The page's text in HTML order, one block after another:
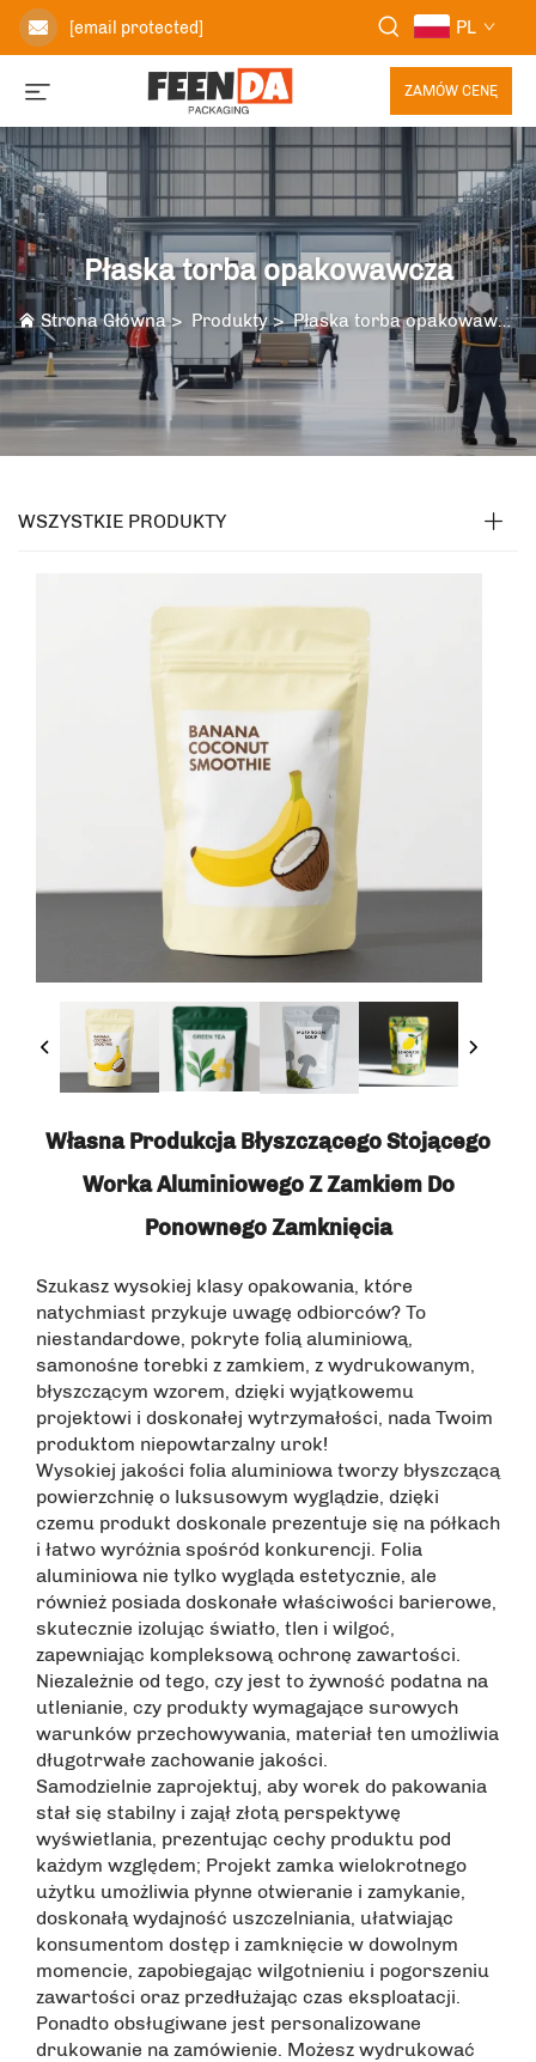
[email protected] PL
ZAMÓW CENĘ
Płaska torba opakowawcza
Strona Główna> Produkty>Płaska torba opakowawcza
WSZYSTKIE PRODUKTY
Własna Produkcja Błyszczącego Stojącego
Worka Aluminiowego Z Zamkiem Do
Ponownego Zamknięcia
Szukasz wysokiej klasy opakowania, które
natychmiast przykuje uwagę odbiorców? To
niestandardowe, pokryte folią aluminiową,
samonośne torebki z zamkiem, z wydrukowanym,
błyszczącym wzorem, dzięki wyjątkowemu
projektowi i doskonałej wytrzymałości, nada Twoim
produktom niepowtarzalny urok!
Wysokiej jakości folia aluminiowa tworzy błyszczącą
powierzchnię o luksusowym wyglądzie, dzięki
czemu produkt doskonale prezentuje się na półkach
i łatwo wyróżnia spośród konkurencji. Folia
aluminiowa nie tylko wygląda estetycznie, ale
również posiada doskonałe właściwości barierowe,
skutecznie izolując światło, tlen i wilgoć,
zapewniając kompleksową ochronę zawartości.
Niezależnie od tego, czy jest to żywność podatna na
utlenianie, czy produkty wymagające surowych
warunków przechowywania, materiał ten umożliwia
długotrwałe zachowanie jakości.
Samodzielnie zaprojektuj, aby worek do pakowania
stał się stabilny i zajął złotą perspektywę
wyświetlania, prezentując cechy produktu pod
każdym względem; Projekt zamka wielokrotnego
użytku umożliwia płynne otwieranie i zamykanie,
doskonałą wydajność uszczelniania, ułatwiając
konsumentom dostęp i zamknięcie w dowolnym
momencie, zapobiegając wilgotnieniu i pogorszeniu
zawartości oraz przedłużając czas eksploatacji.
Ponadto obsługiwane jest personalizowane
drukowanie na zamówienie. Możesz wydrukować